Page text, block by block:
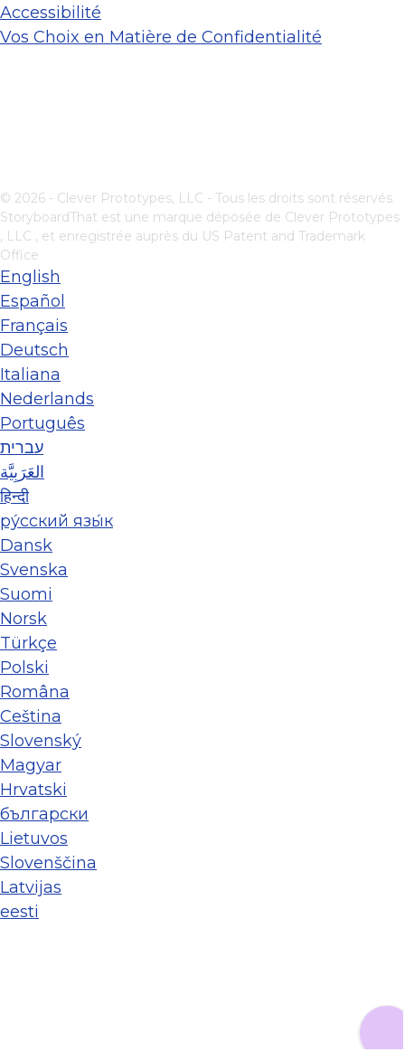
Accessibilité
Vos Choix en Matière de Confidentialité
© 2026 - Clever Prototypes, LLC - Tous les droits sont réservés.
StoryboardThat est une marque déposée de Clever Prototypes
, LLC , et enregistrée auprès du US Patent and Trademark
Office
English
Español
Français
Deutsch
Italiana
Nederlands
Português
עברית
العَرَبِيَّة
हिन्दी
ру́сский язы́к
Dansk
Svenska
Suomi
Norsk
Türkçe
Polski
Româna
Ceština
Slovenský
Magyar
Hrvatski
български
Lietuvos
Slovenščina
Latvijas
eesti